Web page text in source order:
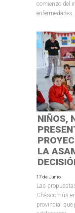
comienzo del
enfermedades
NIÑOS,
LA
17 de Junio
Las
Chascomús
provincial que